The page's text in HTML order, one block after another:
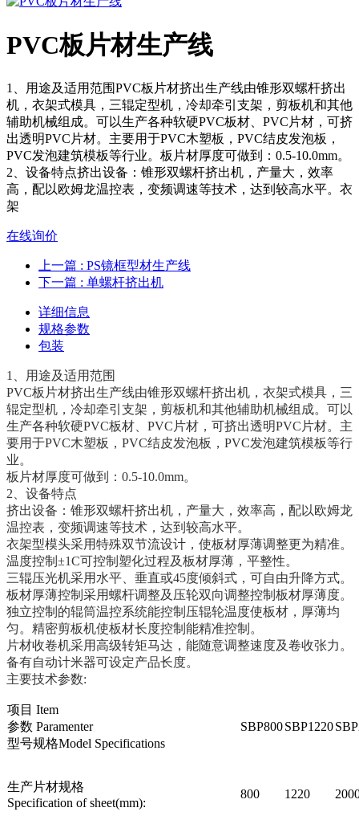
PVC板片材生产线
1、用途及适用范围PVC板片材挤出生产线由锥形双螺杆挤出
机，衣架式模具，三辊定型机，冷却牵引支架，剪板机和其他
辅助机械组成。可以生产各种软硬PVC板材、PVC片材，可挤
出透明PVC片材。主要用于PVC木塑板，PVC结皮发泡板，
PVC发泡建筑模板等行业。板片材厚度可做到：0.5-10.0mm。
2、设备特点挤出设备：锥形双螺杆挤出机，产量大，效率
高，配以欧姆龙温控表，变频调速等技术，达到较高水平。衣
架
在线询价
上一篇 : PS镜框型材生产线
下一篇 : 单螺杆挤出机
详细信息
规格参数
包装
1、用途及适用范围
PVC板片材挤出生产线由锥形双螺杆挤出机，衣架式模具，三
辊定型机，冷却牵引支架，剪板机和其他辅助机械组成。可以
生产各种软硬PVC板材、PVC片材，可挤出透明PVC片材。主
要用于PVC木塑板，PVC结皮发泡板，PVC发泡建筑模板等行
业。
板片材厚度可做到：0.5-10.0mm。
2、设备特点
挤出设备：锥形双螺杆挤出机，产量大，效率高，配以欧姆龙
温控表，变频调速等技术，达到较高水平。
衣架型模头采用特殊双节流设计，使板材厚薄调整更为精准。
温度控制±1C可控制塑化过程及板材厚薄，平整性。
三辊压光机采用水平、垂直或45度倾斜式，可自由升降方式。
板材厚薄控制采用螺杆调整及压轮双向调整控制板材厚薄度。
独立控制的辊筒温控系统能控制压辊轮温度使板材，厚薄均
匀。精密剪板机使板材长度控制能精准控制。
片材收卷机采用高级转矩马达，能随意调整速度及卷收张力。
备有自动计米器可设定产品长度。
主要技术参数:
项目 Item
参数 Paramenter
型号规格Model Specifications
SBP800SBP1220
生产片材规格
Specification of sheet(mm):
800 1220